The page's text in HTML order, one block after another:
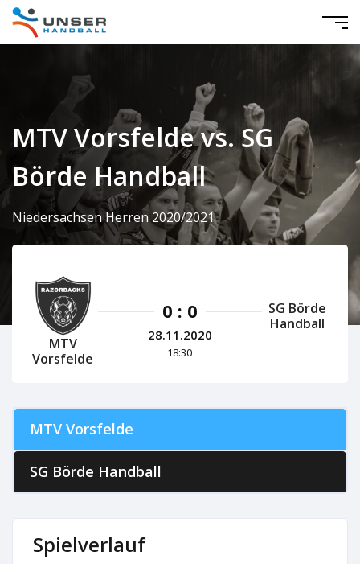
MTV Vorsfelde vs. SG
Börde Handball
Niedersachsen Herren 2020/2021
MTV
Vorsfelde
0 : 0
28.11.2020
18:30
SG Börde
Handball
MTV Vorsfelde
SG Börde Handball
Spielverlauf